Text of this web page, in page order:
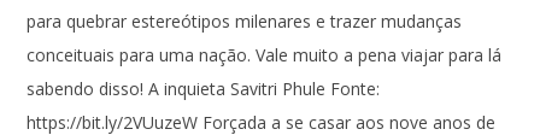
para quebrar estereótipos milenares e trazer mudanças
conceituais para uma nação. Vale muito a pena viajar para lá
sabendo disso! A inquieta Savitri Phule Fonte:
https://bit.ly/2VUuzeW Forçada a se casar aos nove anos de